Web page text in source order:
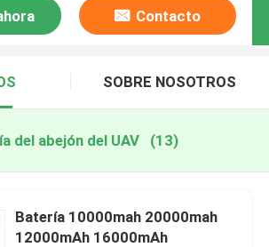
Contacto
SOBRE NOSOTROS
del abejón del UAV (13)
Batería 10000mah 20000mah
12000mAh 16000mAh